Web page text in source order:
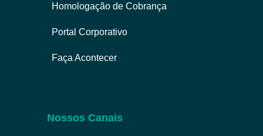
Homologação de Cobrança
Portal Corporativo
Faça Acontecer
Nossos Canais